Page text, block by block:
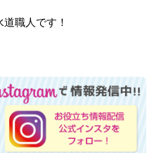
職人です！